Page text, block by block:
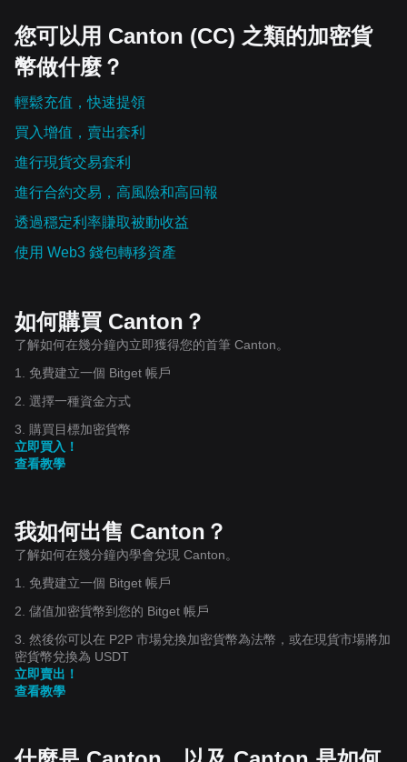
您可以用 Canton (CC) 之類的加密貨
幣做什麼？
輕鬆充值，快速提領
買入增值，賣出套利
進行現貨交易套利
進行合約交易，高風險和高回報
透過穩定利率賺取被動收益
使用 Web3 錢包轉移資產
如何購買 Canton？
了解如何在幾分鐘內立即獲得您的首筆 Canton。
1. 免費建立一個 Bitget 帳戶
2. 選擇一種資金方式
3. 購買目標加密貨幣
立即買入！
查看教學
我如何出售 Canton？
了解如何在幾分鐘內學會兌現 Canton。
1. 免費建立一個 Bitget 帳戶
2. 儲值加密貨幣到您的 Bitget 帳戶
3. 然後你可以在 P2P 市場兌換加密貨幣為法幣，或在現貨市場將加
密貨幣兌換為 USDT
立即賣出！
查看教學